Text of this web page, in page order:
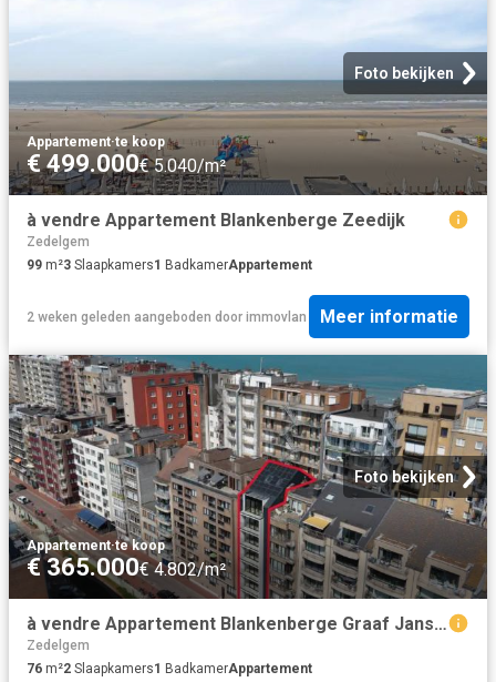
Foto bekijken
Appartement·te koop
€ 499.000€ 5.040/m²
à vendre Appartement Blankenberge Zeedijk
Zedelgem
99 m²3 Slaapkamers1 BadkamerAppartement
2 weken geleden aangeboden door immovlan Meer informatie
Foto bekijken
Appartement·te koop
€ 365.000€ 4.802/m²
à vendre Appartement Blankenberge Graaf Jansdijk
Zedelgem
76 m²2 Slaapkamers1 BadkamerAppartement